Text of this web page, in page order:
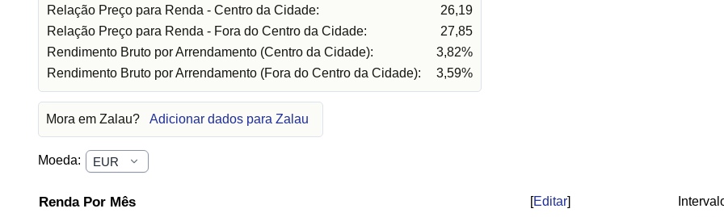
Relação Preço para Renda - Centro da Cidade:
26,19
Relação Preço para Renda - Fora do Centro da Cidade:
27,85
Rendimento Bruto por Arrendamento (Centro da Cidade):
3,82%
Rendimento Bruto por Arrendamento (Fora do Centro da Cidade):
3,59%
Mora em Zalau? Adicionar dados para Zalau
Moeda:
Renda Por Mês [Editar]